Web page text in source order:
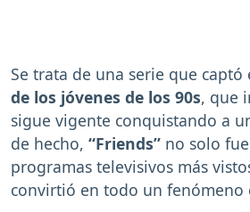
Se trata de una serie que captó
de los jóvenes de los 90s, que
sigue vigente conquistando a
de hecho, “Friends” no solo
programas televisivos más
convirtió en todo un fenómeno